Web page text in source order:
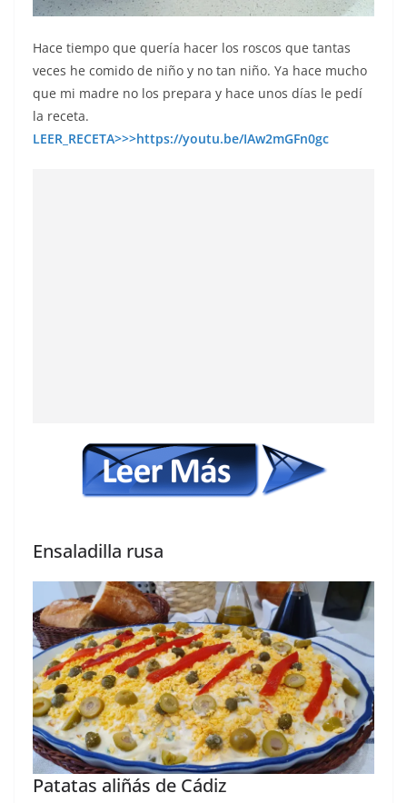
Hace tiempo que quería hacer los roscos que tantas
veces he comido de niño y no tan niño. Ya hace mucho
que mi madre no los prepara y hace unos días le pedí
la receta.
LEER_RECETA>>>https://youtu.be/IAw2mGFn0gc
Ensaladilla rusa
Patatas aliñás de Cádiz